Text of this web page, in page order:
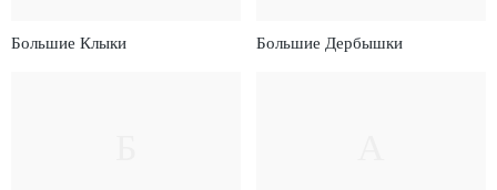
Большие Клыки Большие Дербышки